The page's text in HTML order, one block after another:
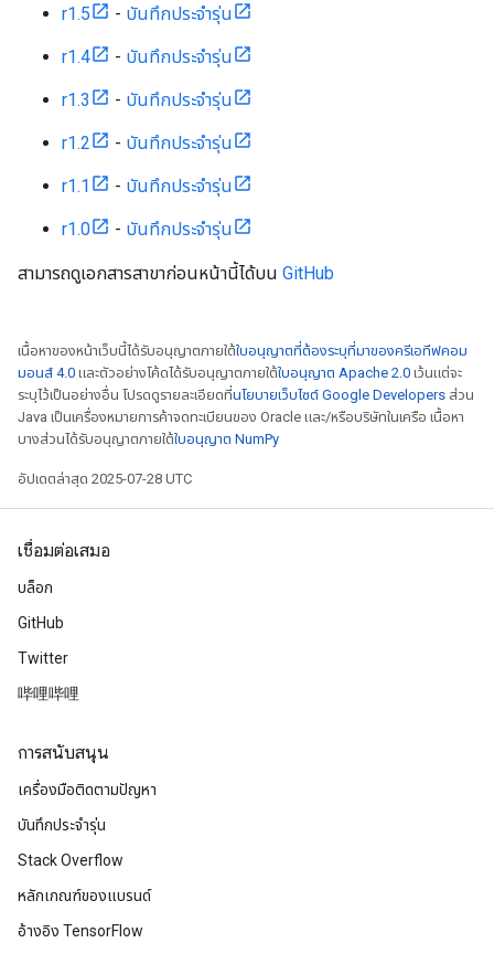
r1.5 - บันทึกประจำรุ่น
r1.4 - บันทึกประจำรุ่น
r1.3 - บันทึกประจำรุ่น
r1.2 - บันทึกประจำรุ่น
r1.1 - บันทึกประจำรุ่น
r1.0 - บันทึกประจำรุ่น
สามารถดูเอกสารสาขาก่อนหน้านี้ได้บน GitHub
เนื้อหาของหน้าเว็บนี้ได้รับอนุญาตภายใต้ใบอนุญาตที่ต้องระบุที่มาของครีเอทีฟคอม
มอนส์ 4.0 และตัวอย่างโค้ดได้รับอนุญาตภายใต้ใบอนุญาต Apache 2.0 เว้นแต่จะ
ระบุไว้เป็นอย่างอื่น โปรดดูรายละเอียดที่นโยบายเว็บไซต์ Google Developers ส่วน
Java เป็นเครื่องหมายการค้าจดทะเบียนของ Oracle และ/หรือบริษัทในเครือ เนื้อหา
บางส่วนได้รับอนุญาตภายใต้ใบอนุญาต NumPy
อัปเดตล่าสุด 2025-07-28 UTC
เชื่อมต่อเสมอ
บล็อก
GitHub
Twitter
哔哩哔哩
การสนับสนุน
เครื่องมือติดตามปัญหา
บันทึกประจำรุ่น
Stack Overflow
หลักเกณฑ์ของแบรนด์
อ้างอิง TensorFlow